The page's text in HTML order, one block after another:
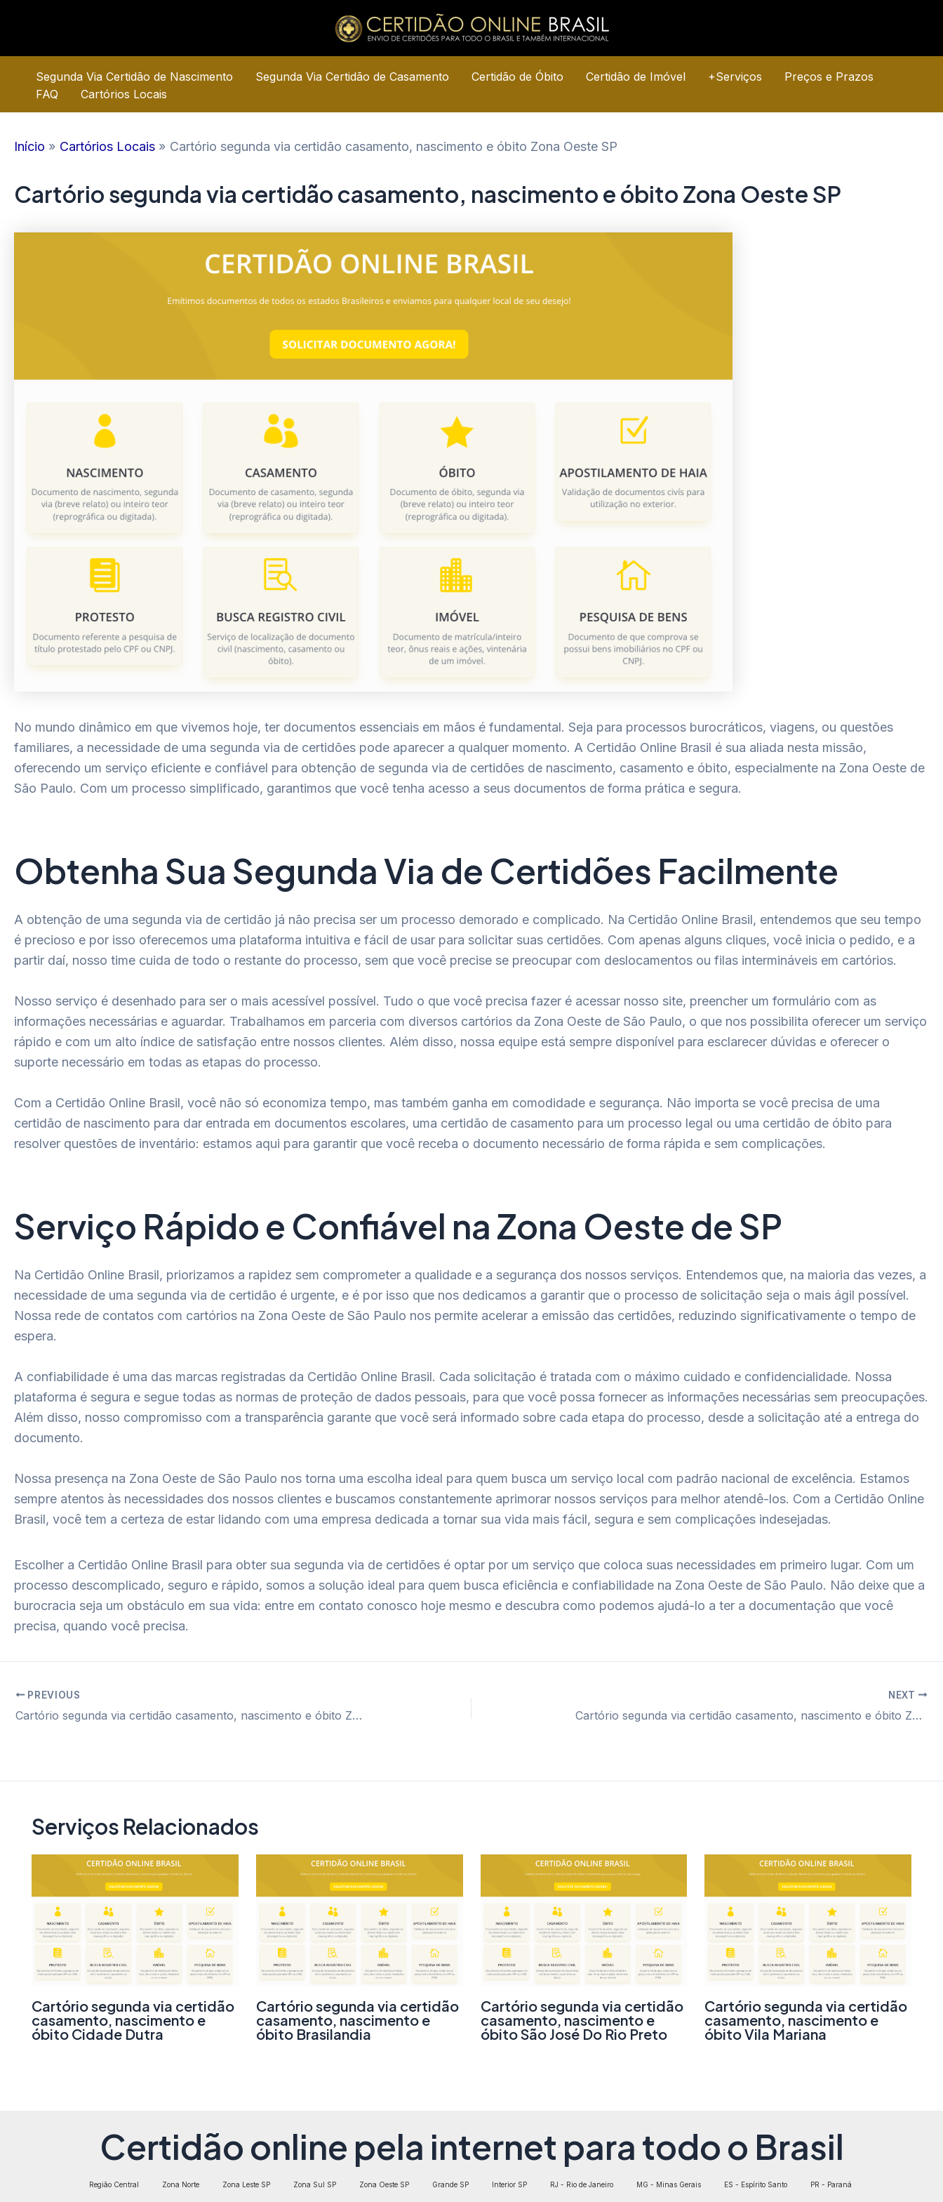
conteúdoSegunda Via Certidão de Nascimento Segunda Via Certidão de Casamento Certidão de Óbito Certidão de Imóvel +Serviços
Preços e Prazos
FAQ
Cartórios Locais
Início Cartórios Locais Cartório segunda via certidão casamento, nascimento e óbito Zona Oeste SP
Cartório segunda via certidão casamento, nascimento e óbito Zona Oeste SP
No mundo dinâmico em que vivemos hoje, ter documentos essenciais em mãos é fundamental. Seja para processos burocráticos, viagens, ou questões
familiares, a necessidade de uma segunda via de certidões pode aparecer a qualquer momento. A Certidão Online Brasil é sua aliada nesta missão,
oferecendo um serviço eficiente e confiável para obtenção de segunda via de certidões de nascimento, casamento e óbito, especialmente na Zona Oeste de
São Paulo. Com um processo simplificado, garantimos que você tenha acesso a seus documentos de forma prática e segura.
Obtenha Sua Segunda Via de Certidões Facilmente
A obtenção de uma segunda via de certidão já não precisa ser um processo demorado e complicado. Na Certidão Online Brasil, entendemos que seu tempo
é precioso e por isso oferecemos uma plataforma intuitiva e fácil de usar para solicitar suas certidões. Com apenas alguns cliques, você inicia o pedido, e a
partir daí, nosso time cuida de todo o restante do processo, sem que você precise se preocupar com deslocamentos ou filas intermináveis em cartórios.
Nosso serviço é desenhado para ser o mais acessível possível. Tudo o que você precisa fazer é acessar nosso site, preencher um formulário com as
informações necessárias e aguardar. Trabalhamos em parceria com diversos cartórios da Zona Oeste de São Paulo, o que nos possibilita oferecer um serviço
rápido e com um alto índice de satisfação entre nossos clientes. Além disso, nossa equipe está sempre disponível para esclarecer dúvidas e oferecer o
suporte necessário em todas as etapas do processo.
Com a Certidão Online Brasil, você não só economiza tempo, mas também ganha em comodidade e segurança. Não importa se você precisa de uma
certidão de nascimento para dar entrada em documentos escolares, uma certidão de casamento para um processo legal ou uma certidão de óbito para
resolver questões de inventário: estamos aqui para garantir que você receba o documento necessário de forma rápida e sem complicações.
Serviço Rápido e Confiável na Zona Oeste de SP
Na Certidão Online Brasil, priorizamos a rapidez sem comprometer a qualidade e a segurança dos nossos serviços. Entendemos que, na maioria das vezes, a
necessidade de uma segunda via de certidão é urgente, e é por isso que nos dedicamos a garantir que o processo de solicitação seja o mais ágil possível.
Nossa rede de contatos com cartórios na Zona Oeste de São Paulo nos permite acelerar a emissão das certidões, reduzindo significativamente o tempo de
espera.
A confiabilidade é uma das marcas registradas da Certidão Online Brasil. Cada solicitação é tratada com o máximo cuidado e confidencialidade. Nossa
plataforma é segura e segue todas as normas de proteção de dados pessoais, para que você possa fornecer as informações necessárias sem preocupações.
Além disso, nosso compromisso com a transparência garante que você será informado sobre cada etapa do processo, desde a solicitação até a entrega do
documento.
Nossa presença na Zona Oeste de São Paulo nos torna uma escolha ideal para quem busca um serviço local com padrão nacional de excelência. Estamos
sempre atentos às necessidades dos nossos clientes e buscamos constantemente aprimorar nossos serviços para melhor atendê-los. Com a Certidão Online
Brasil, você tem a certeza de estar lidando com uma empresa dedicada a tornar sua vida mais fácil, segura e sem complicações indesejadas.
Escolher a Certidão Online Brasil para obter sua segunda via de certidões é optar por um serviço que coloca suas necessidades em primeiro lugar. Com um
processo descomplicado, seguro e rápido, somos a solução ideal para quem busca eficiência e confiabilidade na Zona Oeste de São Paulo. Não deixe que a
burocracia seja um obstáculo em sua vida: entre em contato conosco hoje mesmo e descubra como podemos ajudá-lo a ter a documentação que você
precisa, quando você precisa.
Post
navigation
PREVIOUS
Cartório segunda via certidão casamento, nascimento e óbito Zona Sul SP
NEXT
Cartório segunda via certidão casamento, nascimento e óbito Zona Norte SP
Serviços Relacionados
Cartório segunda via certidão
casamento, nascimento e
óbito Cidade Dutra
Cartório segunda via certidão
casamento, nascimento e
óbito Brasilandia
Cartório segunda via certidão
casamento, nascimento e
óbito São José Do Rio Preto
Cartório segunda via certidão
casamento, nascimento e
óbito Vila Mariana
Certidão online pela internet para todo o Brasil
Região Central Zona Norte Zona Leste SP Zona Sul SP Zona Oeste SP Grande SP Interior SP RJ - Rio de Janeiro MG - Minas Gerais ES - Espírito Santo PR - Paraná